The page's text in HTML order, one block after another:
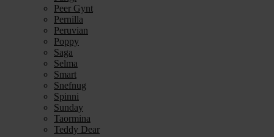
Peer Gynt
Pernilla
Peruvian
Poppy
Saga
Selma
Smart
Snefnug
Spinni
Sunday
Taormina
Teddy Dear